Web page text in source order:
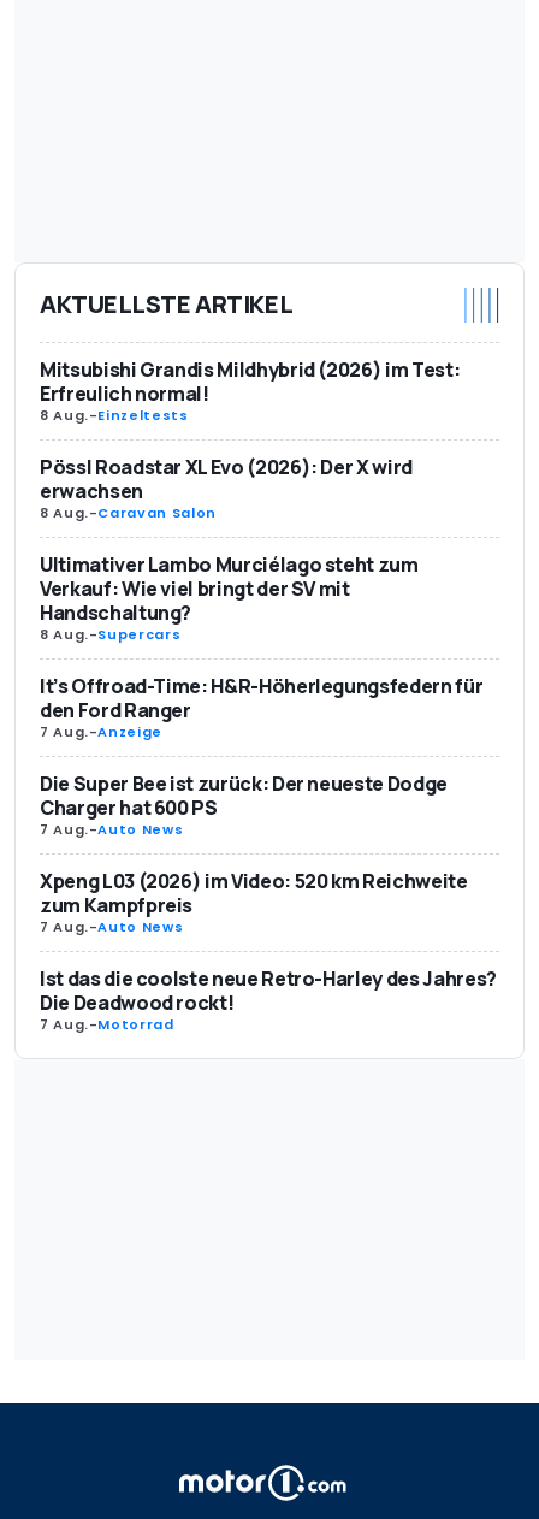
AKTUELLSTE ARTIKEL
Mitsubishi Grandis Mildhybrid (2026) im Test:
Erfreulich normal!
8 Aug.-Einzeltests
Pössl Roadstar XL Evo (2026): Der X wird
erwachsen
8 Aug.-Caravan Salon
Ultimativer Lambo Murciélago steht zum
Verkauf: Wie viel bringt der SV mit
Handschaltung?
8 Aug.-Supercars
It’s Offroad-Time: H&R-Höherlegungsfedern für
den Ford Ranger
7 Aug.-Anzeige
Die Super Bee ist zurück: Der neueste Dodge
Charger hat 600 PS
7 Aug.-Auto News
Xpeng L03 (2026) im Video: 520 km Reichweite
zum Kampfpreis
7 Aug.-Auto News
Ist das die coolste neue Retro-Harley des Jahres?
Die Deadwood rockt!
7 Aug.-Motorrad